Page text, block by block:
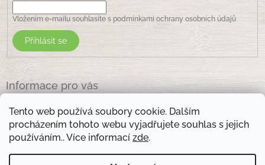
Tento web používá soubory cookie. Dalším
procházením tohoto webu vyjadřujete souhlas s jejich
používáním.. Více informací zde.
Vložením e-mailu souhlasíte s podmínkami ochrany osobních údajů
Přihlásit se
Informace pro vás
Obchodní podmínky
Podmínky ochrany osobních údajů
Kontakty